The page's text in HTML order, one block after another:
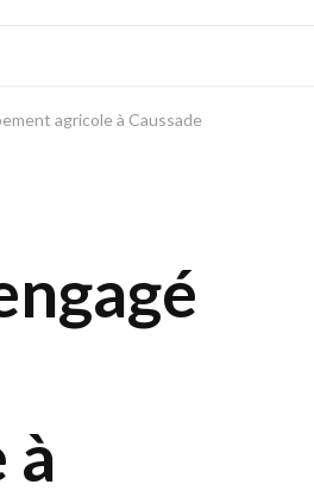
agricole à Caussade
à